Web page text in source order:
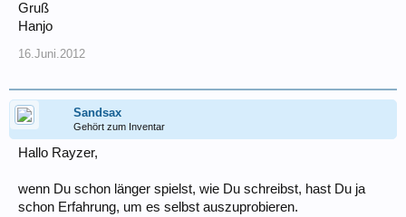
Gruß
Hanjo
16.Juni.2012
Sandsax
Gehört zum Inventar
Hallo Rayzer,
wenn Du schon länger spielst, wie Du schreibst, hast Du ja
schon Erfahrung, um es selbst auszuprobieren.